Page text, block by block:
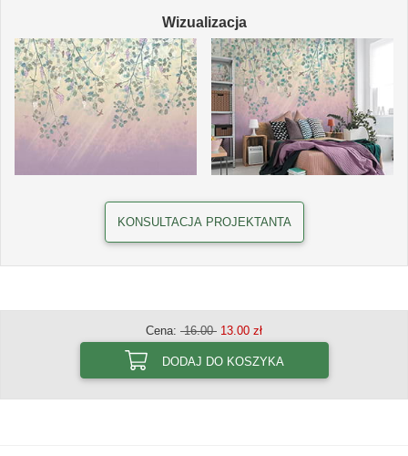
Wizualizacja
KONSULTACJA PROJEKTANTA
Cena: 16.00 13.00 zł
DODAJ DO KOSZYKA